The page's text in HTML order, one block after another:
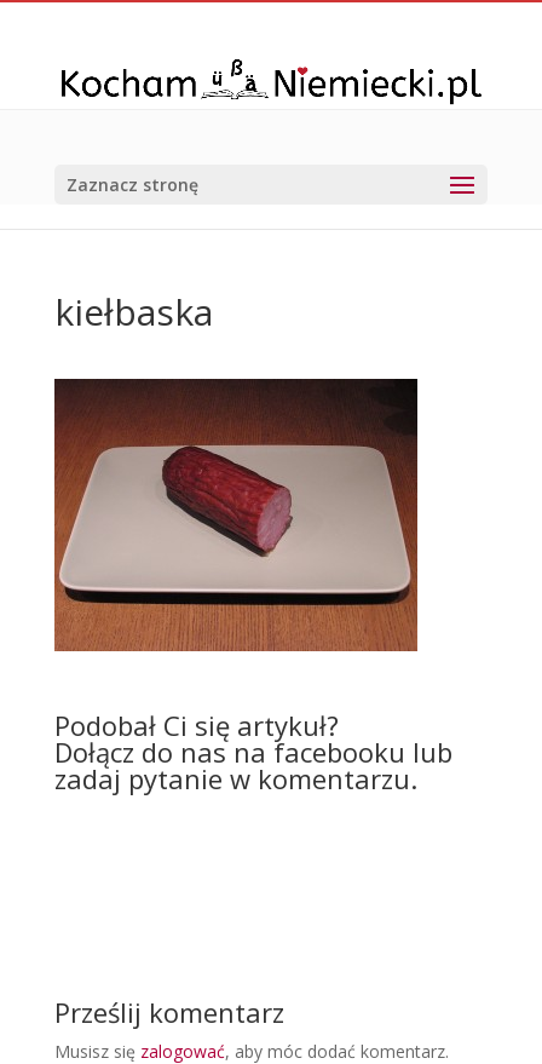
Zaznacz stronę
kiełbaska
Podobał Ci się artykuł?
Dołącz do nas na facebooku lub
zadaj pytanie w komentarzu.
Prześlij komentarz
Musisz się zalogować, aby móc dodać komentarz.